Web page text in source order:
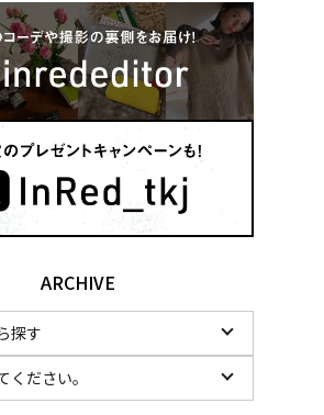
ARCHIVE